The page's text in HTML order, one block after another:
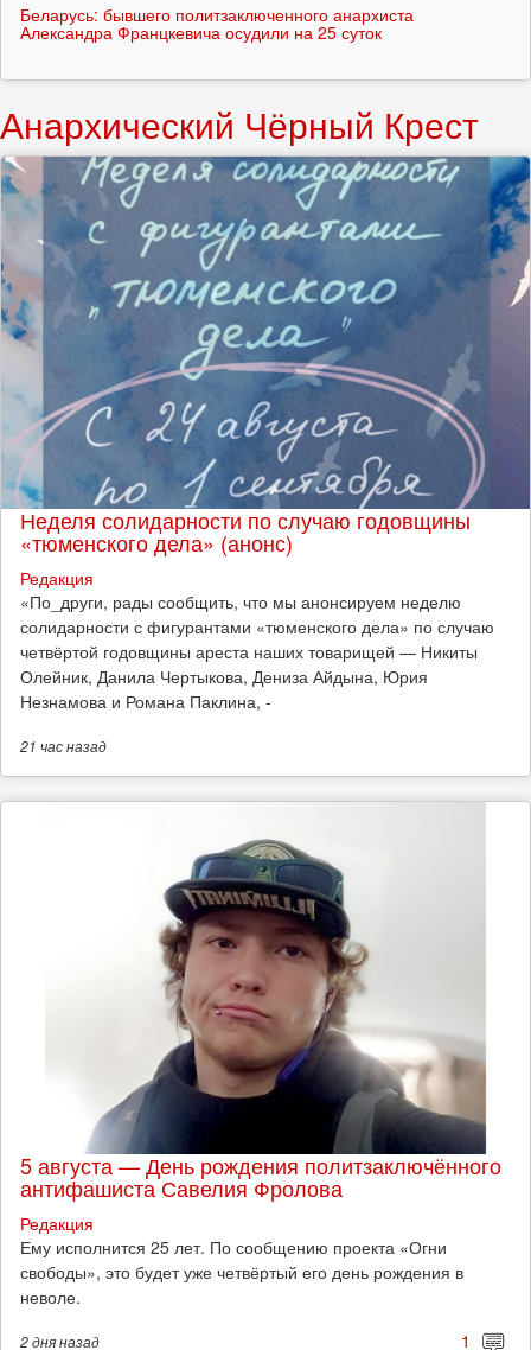
Беларусь: бывшего политзаключенного анархиста
Александра Францкевича осудили на 25 суток
Анархический Чёрный Крест
Неделя солидарности по случаю годовщины
«тюменского дела» (анонс)
Редакция
​«По_други, рады сообщить, что мы анонсируем неделю
солидарности с фигурантами «тюменского дела» по случаю
четвёртой годовщины ареста наших товарищей — Никиты
Олейник, Данила Чертыкова, Дениза Айдына, Юрия
Незнамова и Романа Паклина, -
21 часназад
5 августа — День рождения политзаключённого
антифашиста Савелия Фролова
Редакция
Ему исполнится 25 лет. По сообщению проекта «Огни
свободы», это будет уже четвёртый его день рождения в
неволе.
2 дняназад 1